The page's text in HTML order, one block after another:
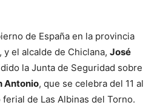
de España en la provincia
, y el alcalde de Chiclana, José
la Junta de Seguridad sobre
Antonio, que se celebra del 11 al
de Las Albinas del Torno.